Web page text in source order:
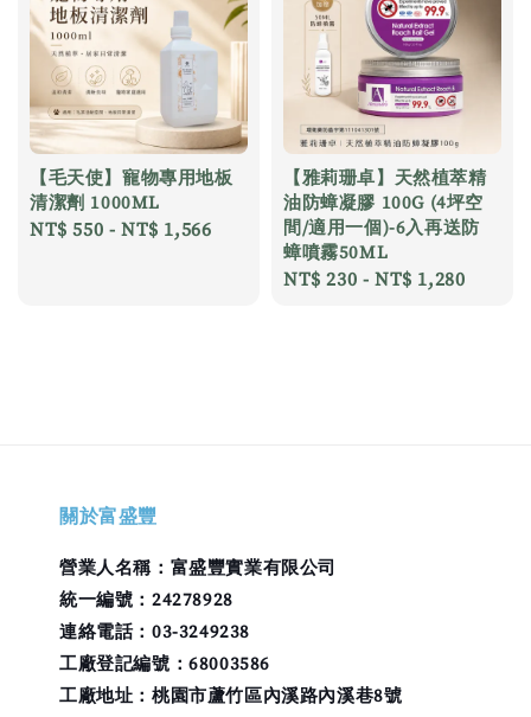
【毛天使】寵物專用地板
清潔劑 1000ML
Regular
NT$ 550 -NT$ 1,566
【雅莉珊卓】天然植萃精
油防蟑凝膠 100G (4坪空
間/適用一個)-6入再送防
蟑噴霧50ML
Regular
NT$ 230 -NT$ 1,280
關於富盛豐
營業人名稱：富盛豐實業有限公司
統一編號：24278928
連絡電話：03-3249238
工廠登記編號：68003586
工廠地址：桃園市蘆竹區內溪路內溪巷8號